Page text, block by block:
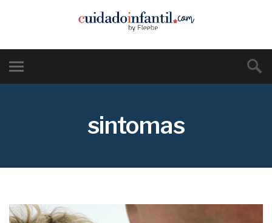
sintomas